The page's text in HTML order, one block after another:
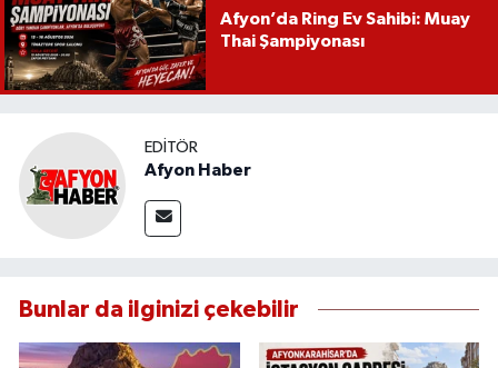
Afyon’da Ring Ev Sahibi: Muay
Thai Şampiyonası
EDITÖR
Afyon Haber
Bunlar da ilginizi çekebilir